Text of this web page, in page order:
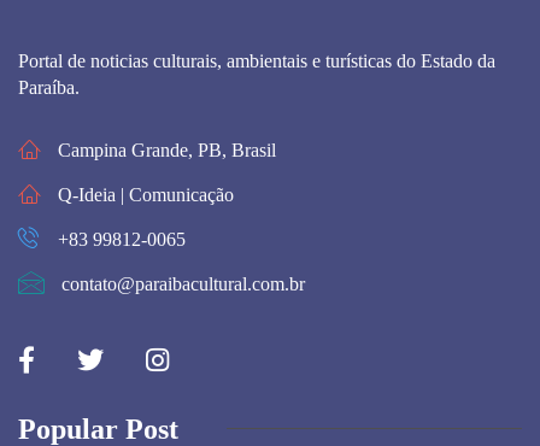
Portal de noticias culturais, ambientais e turísticas do Estado da
Paraíba.
Campina Grande, PB, Brasil
Q-Ideia | Comunicação
+83 99812-0065
contato@paraibacultural.com.br
Popular Post